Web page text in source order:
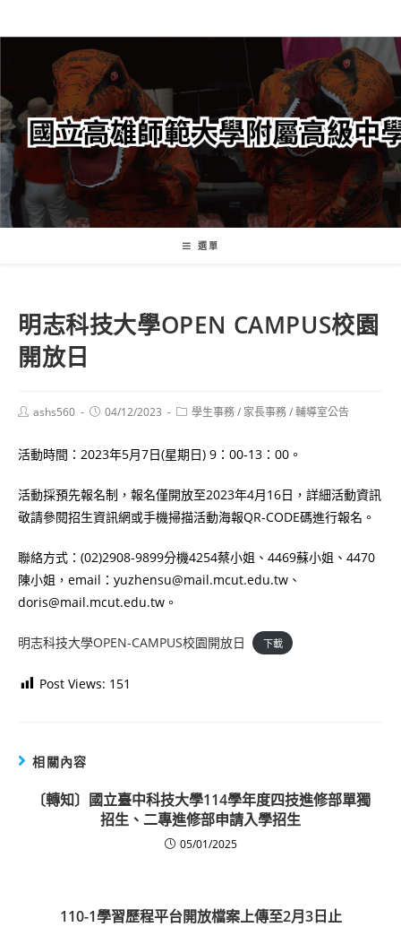
轉
要
內
容
選單
明志科技大學OPEN CAMPUS校園
開放日
Postashs560
Post04/12/2023
Post學生事務/ 家長事務/輔導室公告
活動時間：2023年5月7日(星期日) 9：00-13：00。
活動採預先報名制，報名僅開放至2023年4月16日，詳細活動資訊
敬請參閱招生資訊網或手機掃描活動海報QR-CODE碼進行報名。
聯絡方式：(02)2908-9899分機4254蔡小姐、4469蘇小姐、4470
陳小姐，email：yuzhensu@mail.mcut.edu.tw、
doris@mail.mcut.edu.tw。
明志科技大學OPEN-CAMPUS校園開放日 下載
Post Views: 151
相關內容
〔轉知〕國立臺中科技大學114學年度四技進修部單獨
招生、二專進修部申請入學招生
05/01/2025
110-1學習歷程平台開放檔案上傳至2月3日止